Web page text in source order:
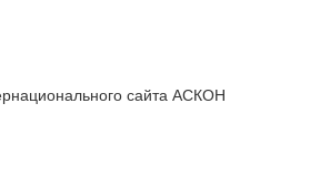
сайта АСКОН